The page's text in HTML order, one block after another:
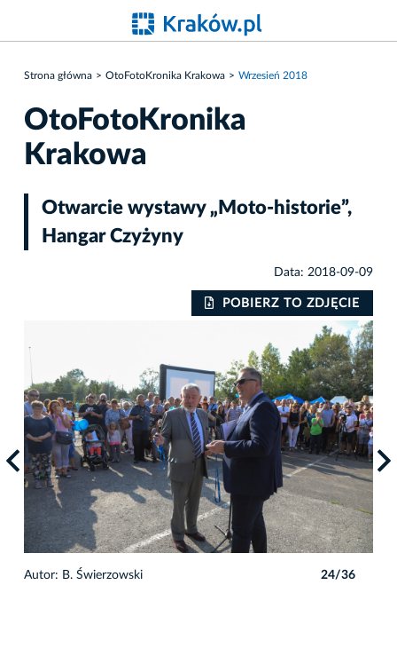
Strona główna OtoFotoKronika Krakowa Wrzesień 2018
OtoFotoKronika
Krakowa
Otwarcie wystawy „Moto-historie”,
Hangar Czyżyny
Data: 2018-09-09
POBIERZ TO ZDJĘCIE
Autor: B. Świerzowski 24/36